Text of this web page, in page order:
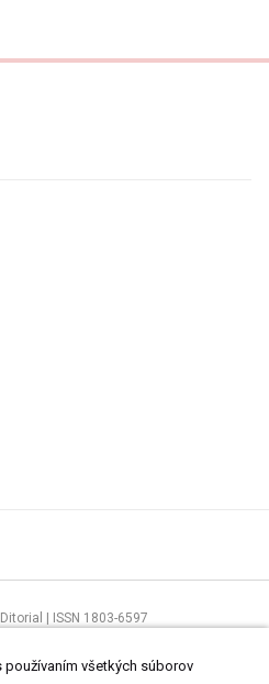
| ISSN 1803-6597
spracovania osobných údajov
používaním všetkých súborov